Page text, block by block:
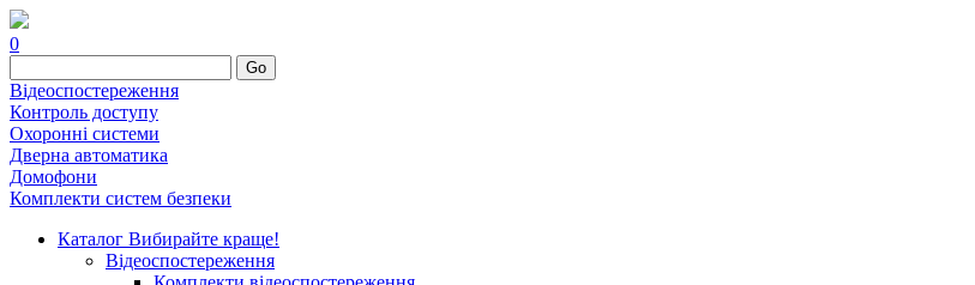
0
Go
Відеоспостереження
Контроль доступу
Охоронні системи
Дверна автоматика
Домофони
Комплекти систем безпеки
Каталог Вибирайте краще!
Відеоспостереження